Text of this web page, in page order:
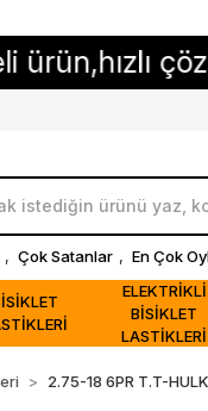
, Çok Satanlar , En Çok
ELEKTRİKLİ
BİSİKLET
LASTİKLERİ
2.75-18 6PR T.T-